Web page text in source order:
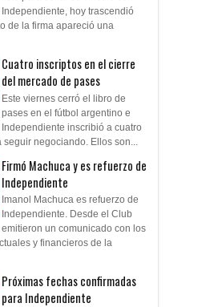
Independiente, hoy trascendió
de la firma apareció una
Cuatro inscriptos en el cierre
del mercado de pases
Este viernes cerró el libro de
pases en el fútbol argentino e
Independiente inscribió a cuatro
negociando. Ellos son...
Firmó Machuca y es refuerzo de
Independiente
Imanol Machuca es refuerzo de
Independiente. Desde el Club
emitieron un comunicado con los
y financieros de la
Próximas fechas confirmadas
para Independiente